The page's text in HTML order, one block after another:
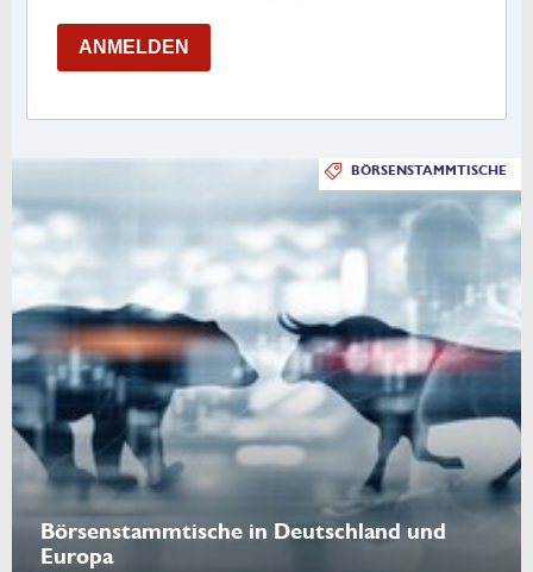
ANMELDEN
BÖRSENSTAMMTISCHE
Börsenstammtische in Deutschland und
Europa